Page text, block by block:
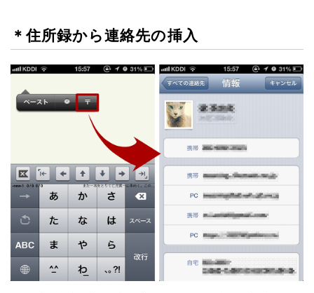
＊住所録から連絡先の挿入